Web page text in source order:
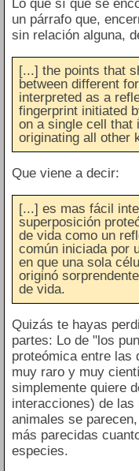
Lo que sí que se
un párrafo que,
sin relación alguna,
[...] the points that
between different
interpreted as a
fingerprint initiated
on a single cell that
originating all other
Que viene a decir:
[...] es mas fácil
superposición
de vida como un
común iniciada por
en que una sola
originó
de vida.
Quizás te hayas
partes: Lo de "los
proteómica entre las
muy raro y muy
simplemente quiere
interacciones) de
animales se
más parecidas
especies.